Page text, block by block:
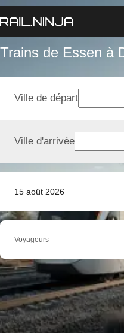
Trains de Essen à
15 août 2026
Ville de départ
Ville d'arrivée
Voyageurs